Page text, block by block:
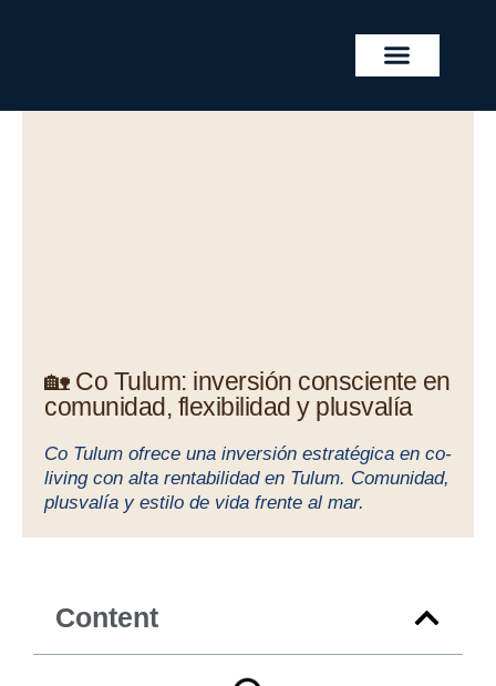
🏡 Co Tulum: inversión consciente en
comunidad, flexibilidad y plusvalía
Co Tulum ofrece una inversión estratégica en co-
living con alta rentabilidad en Tulum. Comunidad,
plusvalía y estilo de vida frente al mar.
Content